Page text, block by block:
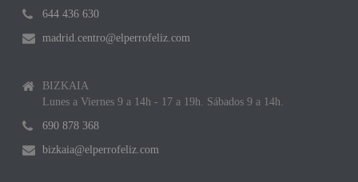
644 436 630
madrid.centro@elperrofeliz.com
BIZKAIA
Lunes a Viernes 9 a 14h - 17 a 19h. Sábados 9 a 14h.
690 878 368
bizkaia@elperrofeliz.com